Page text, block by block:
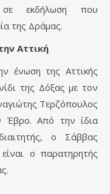
σε εκδήλωση που
της Δράμας.
Αττική
ένωση της Αττικής
της Δόξας με τον
Τερζόπουλος
Έβρο. Από την ίδια
ο Σάββας
ο παρατηρητής